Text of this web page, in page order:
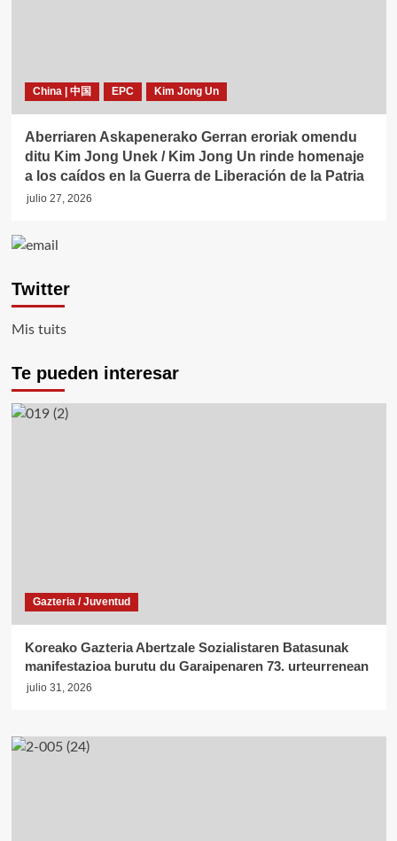
China | 中国 EPC Kim Jong Un
Aberriaren Askapenerako Gerran eroriak omendu
ditu Kim Jong Unek / Kim Jong Un rinde homenaje
a los caídos en la Guerra de Liberación de la Patria
julio 27, 2026
Twitter
Mis tuits
Te pueden interesar
Gazteria / Juventud
Koreako Gazteria Abertzale Sozialistaren Batasunak
manifestazioa burutu du Garaipenaren 73. urteurrenean
julio 31, 2026